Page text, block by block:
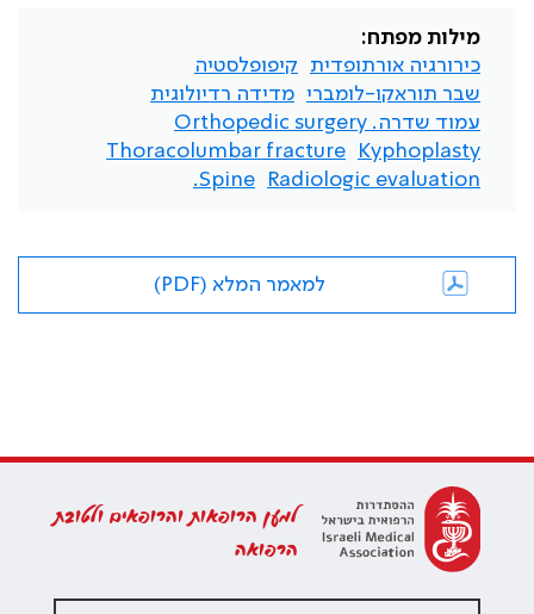
מילות מפתח:
כירורגיה אורתופדית
קיפופלסטיה
שבר תוראקו-לומברי מדידה רדיולוגית
עמוד שדרה. Orthopedic surgery
Kyphoplasty
Thoracolumbar fracture
Radiologic evaluation
Spine.
למאמר המלא (PDF)
למען הרופאות והרופאים ולטובת
הרפואה